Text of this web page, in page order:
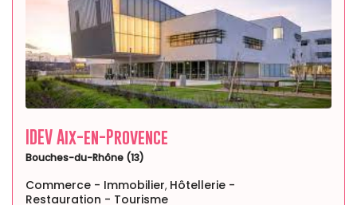
IDEV Aix-en-Provence
Bouches-du-Rhône (13)
Commerce - Immobilier, Hôtellerie -
Restauration - Tourisme